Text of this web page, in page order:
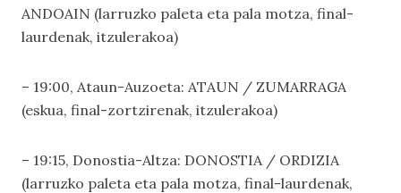
ANDOAIN (larruzko paleta eta pala motza, final-
laurdenak, itzulerakoa)
– 19:00, Ataun-Auzoeta: ATAUN / ZUMARRAGA
(eskua, final-zortzirenak, itzulerakoa)
– 19:15, Donostia-Altza: DONOSTIA / ORDIZIA
(larruzko paleta eta pala motza, final-laurdenak,